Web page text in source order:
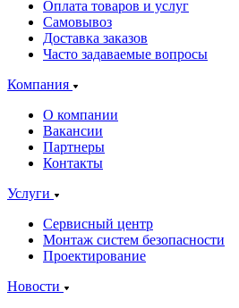
Оплата товаров и услуг
Самовывоз
Доставка заказов
Часто задаваемые вопросы
Компания
О компании
Вакансии
Партнеры
Контакты
Услуги
Сервисный центр
Монтаж систем безопасности
Проектирование
Новости